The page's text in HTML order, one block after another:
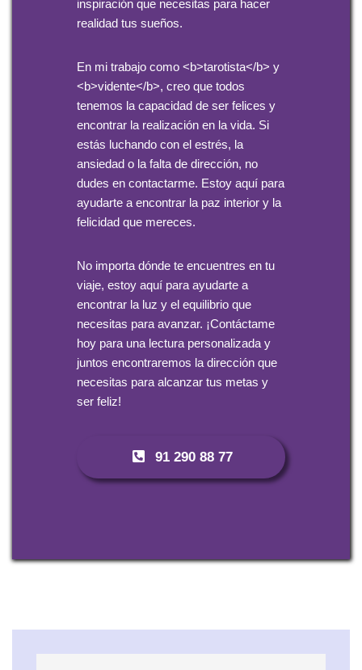
inspiración que necesitas para hacer
realidad tus sueños.
En mi trabajo como <b>tarotista</b> y
<b>vidente</b>, creo que todos
tenemos la capacidad de ser felices y
encontrar la realización en la vida. Si
estás luchando con el estrés, la
ansiedad o la falta de dirección, no
dudes en contactarme. Estoy aquí para
ayudarte a encontrar la paz interior y la
felicidad que mereces.
No importa dónde te encuentres en tu
viaje, estoy aquí para ayudarte a
encontrar la luz y el equilibrio que
necesitas para avanzar. ¡Contáctame
hoy para una lectura personalizada y
juntos encontraremos la dirección que
necesitas para alcanzar tus metas y
ser feliz!
91 290 88 77